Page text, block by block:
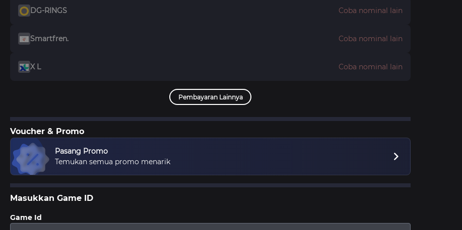
DG-RINGS Coba nominal lain
Smartfren. Coba nominal lain
X L Coba nominal lain
Pembayaran Lainnya
Voucher & Promo
Pasang Promo
Temukan semua promo menarik
Masukkan Game ID
Game Id